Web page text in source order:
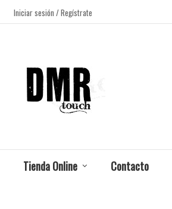
Iniciar sesión/ Regístrate
Tienda Online Contacto